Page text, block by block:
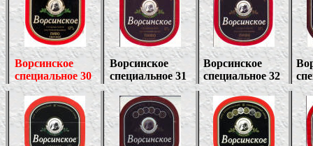
Ворсинское
специальное 30
Ворсинское
специальное 31
Ворсинское
специальное 32